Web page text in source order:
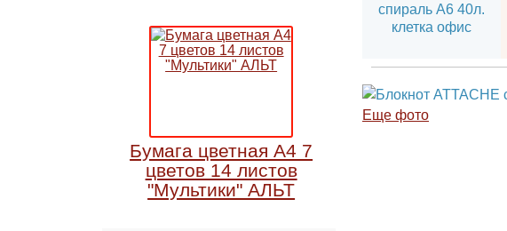
Бумага цветная А4 7
цветов 14 листов
Блокнот АТТАСНЕ
спираль А6 40л.